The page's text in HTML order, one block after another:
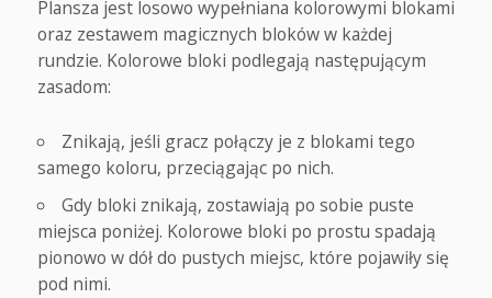
Plansza jest losowo wypełniana kolorowymi blokami
oraz zestawem magicznych bloków w każdej
rundzie. Kolorowe bloki podlegają następującym
zasadom:
Znikają, jeśli gracz połączy je z blokami tego
samego koloru, przeciągając po nich.
Gdy bloki znikają, zostawiają po sobie puste
miejsca poniżej. Kolorowe bloki po prostu spadają
pionowo w dół do pustych miejsc, które pojawiły się
pod nimi.